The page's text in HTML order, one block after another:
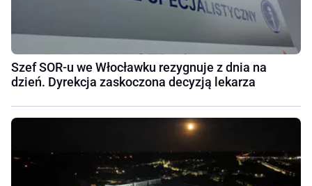
Szef SOR-u we Włocławku rezygnuje z dnia na
dzień. Dyrekcja zaskoczona decyzją lekarza